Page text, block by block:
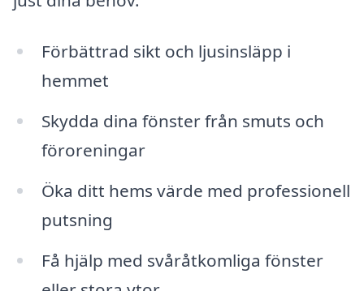
Förbättrad sikt och ljusinsläpp i
hemmet
Skydda dina fönster från smuts och
föroreningar
Öka ditt hems värde med professionell
putsning
Få hjälp med svåråtkomliga fönster